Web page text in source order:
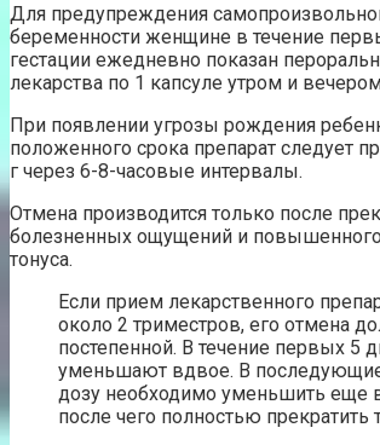
Для предупреждения
беременности женщине в течение
гестации ежедневно показан
лекарства по 1 капсуле утром и
При появлении угрозы рождения
положенного срока препарат следует
г через 6-8-часовые интервалы.
Отмена производится только после
болезненных ощущений и
тонуса.
Если прием лекарственного
около 2 триместров, его отмена
постепенной. В течение первых 5
уменьшают вдвое. В
дозу необходимо уменьшить еще
после чего полностью прекратить